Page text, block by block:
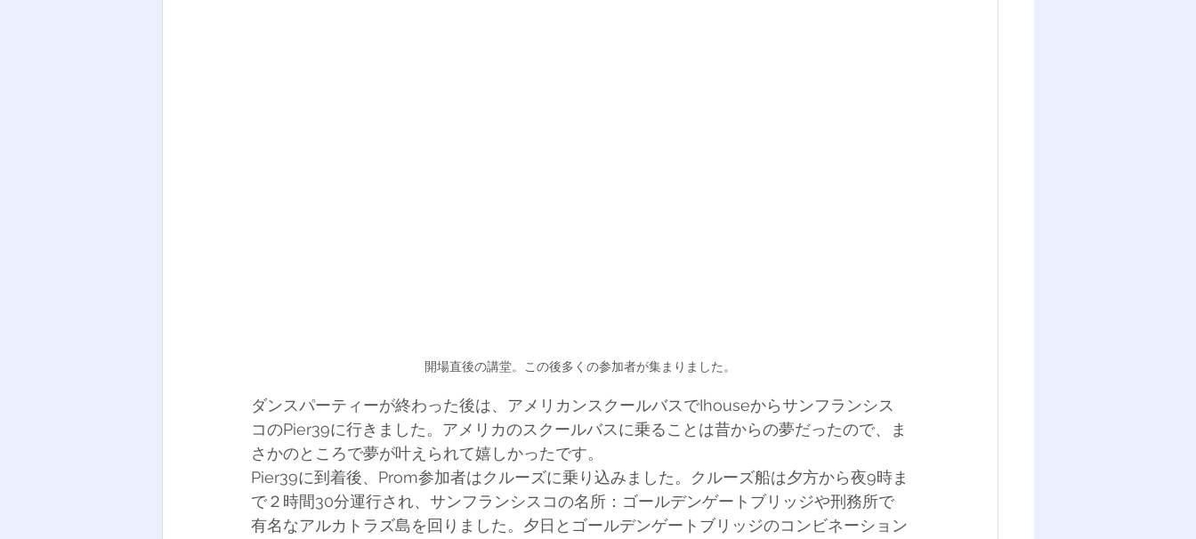
開場直後の講堂。この後多くの参加者が集まりました。
ダンスパーティーが終わった後は、アメリカンスクールバスでIhouseからサンフランシス
コのPier39に行きました。アメリカのスクールバスに乗ることは昔からの夢だったので、ま
さかのところで夢が叶えられて嬉しかったです。
Pier39に到着後、Prom参加者はクルーズに乗り込みました。クルーズ船は夕方から夜9時ま
で２時間30分運行され、サンフランシスコの名所：ゴールデンゲートブリッジや刑務所で
有名なアルカトラズ島を回りました。夕日とゴールデンゲートブリッジのコンビネーション